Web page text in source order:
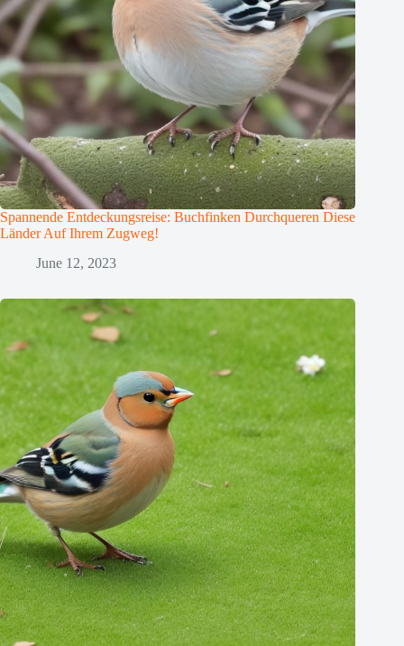
Spannende Entdeckungsreise: Buchfinken Durchqueren Diese
Länder Auf Ihrem Zugweg!
June 12, 2023